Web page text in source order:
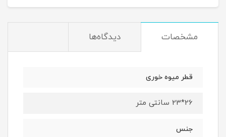
مشخصات دیدگاه‌ها
قطر میوه خوری
26*23 سانتی متر
جنس